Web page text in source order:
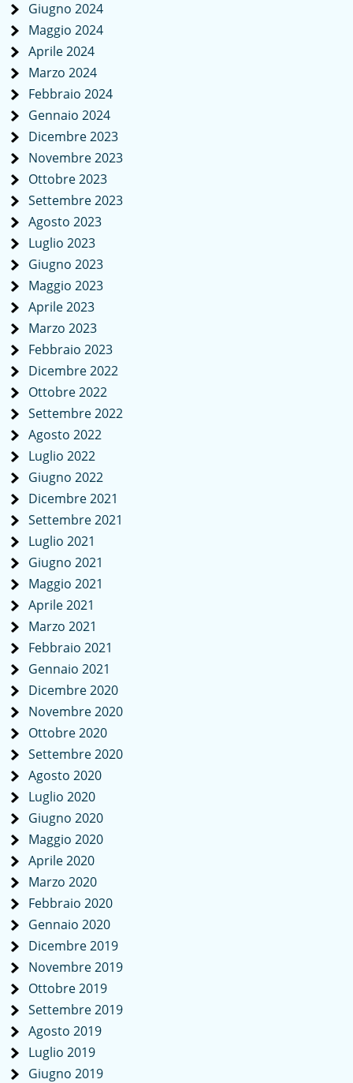
Giugno 2024
Maggio 2024
Aprile 2024
Marzo 2024
Febbraio 2024
Gennaio 2024
Dicembre 2023
Novembre 2023
Ottobre 2023
Settembre 2023
Agosto 2023
Luglio 2023
Giugno 2023
Maggio 2023
Aprile 2023
Marzo 2023
Febbraio 2023
Dicembre 2022
Ottobre 2022
Settembre 2022
Agosto 2022
Luglio 2022
Giugno 2022
Dicembre 2021
Settembre 2021
Luglio 2021
Giugno 2021
Maggio 2021
Aprile 2021
Marzo 2021
Febbraio 2021
Gennaio 2021
Dicembre 2020
Novembre 2020
Ottobre 2020
Settembre 2020
Agosto 2020
Luglio 2020
Giugno 2020
Maggio 2020
Aprile 2020
Marzo 2020
Febbraio 2020
Gennaio 2020
Dicembre 2019
Novembre 2019
Ottobre 2019
Settembre 2019
Agosto 2019
Luglio 2019
Giugno 2019